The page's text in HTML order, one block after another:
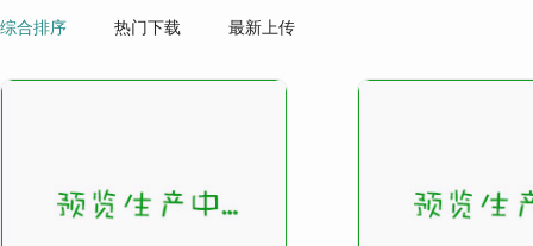
综合排序 热门下载 最新上传